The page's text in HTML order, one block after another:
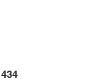
434